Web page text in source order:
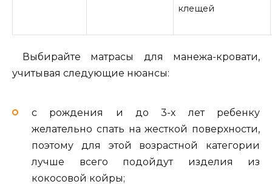
клещей
Выбирайте матрасы для манежа-кровати,
учитывая следующие нюансы:
с рождения и до 3-х лет ребенку
желательно спать на жесткой поверхности,
поэтому для этой возрастной категории
лучше всего подойдут изделия из
кокосовой койры;